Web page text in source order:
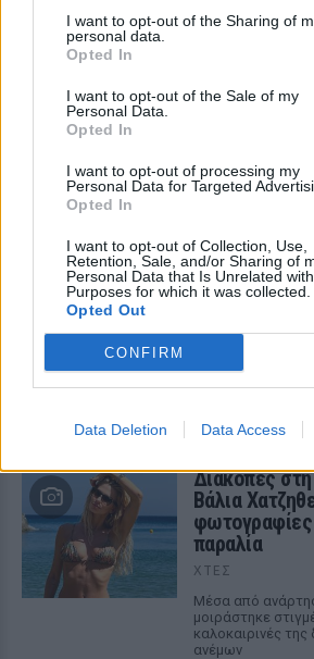
I want to opt-out of the Sharing of
personal data.
Opted In
I want to opt-out of the Sale of my
Personal Data.
Opted In
I want to opt-out of processing my
Personal Data for Targeted
Opted In
I want to opt-out of Collection, Use,
Retention, Sale, and/or Sharing of
Personal Data that Is Unrelated
Purposes for which it was collected.
Opted Out
CONFIRM
Data Deletion Data Access
ΧΤΕΣ
θάρρους
Φοβερή ιστορία στον ΟΦΗ:
εισιτηρίου διαρκείας είναι
Διακοπές
Βάλια
φωτογραφίες
παραλία
ΧΤΕΣ
Μέσα από
μοιράστηκε
καλοκαιρινές
ανέμων